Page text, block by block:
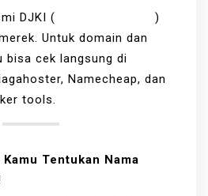
DJKI (
)
Untuk domain dan
bisa cek langsung di
Namecheap, dan
tools.
Tentukan Nama